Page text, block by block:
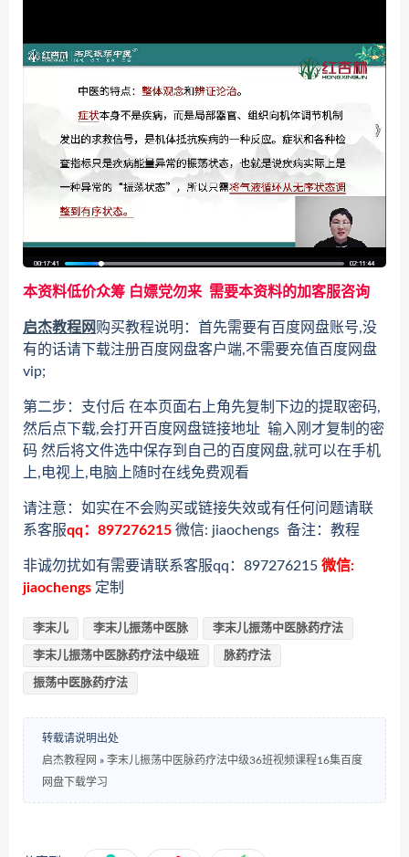
本资料低价众筹 白嫖党勿来 需要本资料的加客服咨询
启杰教程网购买教程说明：首先需要有百度网盘账号,没
有的话请下载注册百度网盘客户端,不需要充值百度网盘
vip;
第二步：支付后 在本页面右上角先复制下边的提取密码,
然后点下载,会打开百度网盘链接地址 输入刚才复制的密
码 然后将文件选中保存到自己的百度网盘,就可以在手机
上,电视上,电脑上随时在线免费观看
请注意：如实在不会购买或链接失效或有任何问题请联
系客服qq：897276215 微信: jiaochengs 备注：教程
非诚勿扰如有需要请联系客服qq：897276215 微信:
jiaochengs 定制
李末儿 李末儿振荡中医脉 李末儿振荡中医脉药疗法
李末儿振荡中医脉药疗法中级班 脉药疗法
振荡中医脉药疗法
转载请说明出处
启杰教程网 » 李末儿振荡中医脉药疗法中级36班视频课程16集百度
网盘下载学习